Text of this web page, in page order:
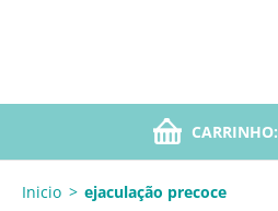
CARRINHO:
Inicio > ejaculação precoce